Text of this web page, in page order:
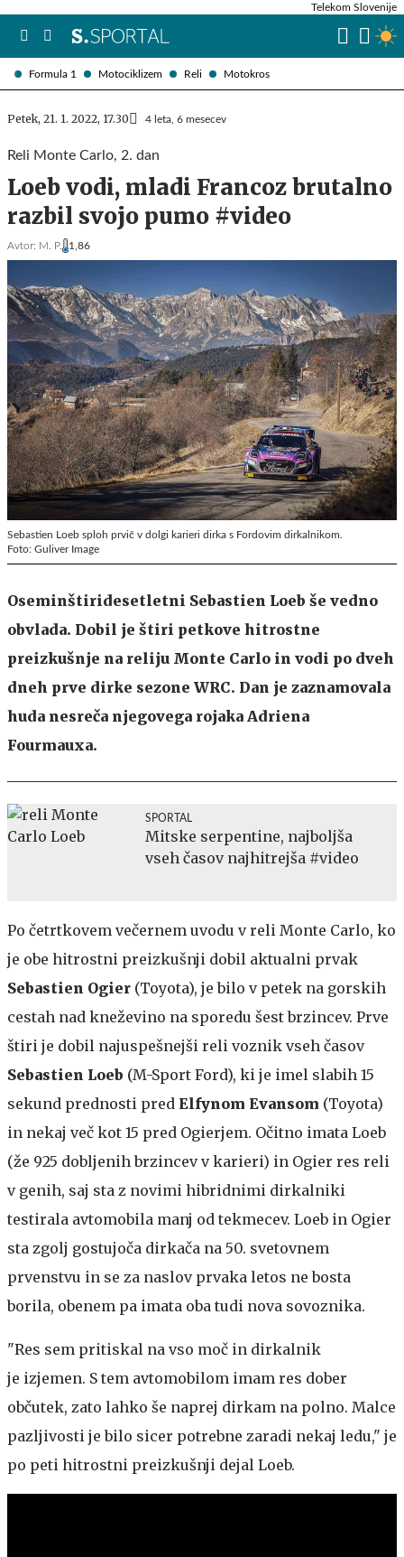
Formula 1 Motociklizem Reli Motokros
Telekom Slovenije
Petek, 21. 1. 2022, 17.30 4 leta, 6 mesecev
Reli Monte Carlo, 2. dan
Loeb vodi, mladi Francoz brutalno
razbil svojo pumo #video
Avtor: M. P. 1,86
Sebastien Loeb sploh prvič v dolgi karieri dirka s Fordovim dirkalnikom.
Foto: Guliver Image
Oseminštiridesetletni Sebastien Loeb še vedno
obvlada. Dobil je štiri petkove hitrostne
preizkušnje na reliju Monte Carlo in vodi po dveh
dneh prve dirke sezone WRC. Dan je zaznamovala
huda nesreča njegovega rojaka Adriena
Fourmauxa.
SPORTAL
Mitske serpentine, najboljša
vseh časov najhitrejša #video
Po četrtkovem večernem uvodu v reli Monte Carlo, ko
je obe hitrostni preizkušnji dobil aktualni prvak
Sebastien Ogier (Toyota), je bilo v petek na gorskih
cestah nad kneževino na sporedu šest brzincev. Prve
štiri je dobil najuspešnejši reli voznik vseh časov
Sebastien Loeb (M-Sport Ford), ki je imel slabih 15
sekund prednosti pred Elfynom Evansom (Toyota)
in nekaj več kot 15 pred Ogierjem. Očitno imata Loeb
(že 925 dobljenih brzincev v karieri) in Ogier res reli
v genih, saj sta z novimi hibridnimi dirkalniki
testirala avtomobila manj od tekmecev. Loeb in Ogier
sta zgolj gostujoča dirkača na 50. svetovnem
prvenstvu in se za naslov prvaka letos ne bosta
borila, obenem pa imata oba tudi nova sovoznika.
"Res sem pritiskal na vso moč in dirkalnik
je izjemen. S tem avtomobilom imam res dober
občutek, zato lahko še naprej dirkam na polno. Malce
pazljivosti je bilo sicer potrebne zaradi nekaj ledu," je
po peti hitrostni preizkušnji dejal Loeb.